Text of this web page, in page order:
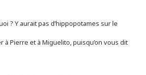
? Y aurait pas d’hippopotames sur le
à Pierre et à Miguelito, puisqu’on vous dit